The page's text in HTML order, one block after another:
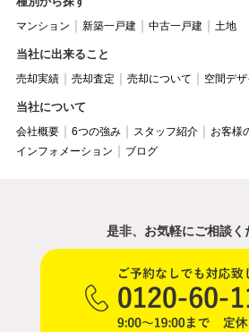
マンション 新築一戸建 中古一戸建 土地
当社に出来ること
売却実績 売却査定 売却について 空間デ
当社について
会社概要 6つの強み スタッフ紹介
お客様
インフォメーション
ブログ
是非、お気軽にご相談く